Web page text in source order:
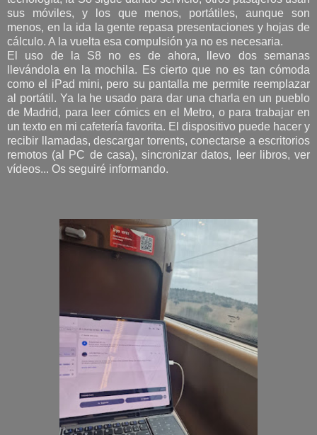
sus móviles, y los que menos, portátiles, aunque son
menos, en la ida la gente repasa presentaciones y hojas de
cálculo. A la vuelta esa compulsión ya no es necesaria.
El uso de la S8 no es de ahora, llevo dos semanas
llevándola en la mochila. Es cierto que no es tan cómoda
como el iPad mini, pero su pantalla me permite reemplazar
al portátil. Ya la he usado para dar una charla en un pueblo
de Madrid, para leer cómics en el Metro, o para trabajar en
un texto en mi cafetería favorita. El dispositivo puede hacer y
recibir llamadas, descargar torrents, conectarse a escritorios
remotos (al PC de casa), sincronizar datos, leer libros, ver
vídeos... Os seguiré informando.